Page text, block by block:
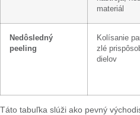
materiál
Nedôsledný
peeling
Kolísanie
zlé
dielov
Táto tabuľka slúži ako pevný